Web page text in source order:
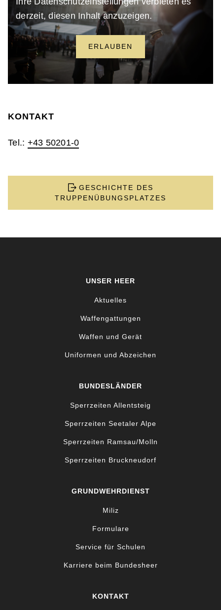
derzeit, diesen Inhalt anzuzeigen.
ERLAUBEN
KONTAKT
Tel.: +43 50201-0
GESCHICHTE DES
TRUPPENÜBUNGSPLATZES
UNSER HEER
Aktuelles
Waffengattungen
Waffen und Gerät
Uniformen und Abzeichen
BUNDESLÄNDER
Sperrzeiten Allentsteig
Sperrzeiten Seetaler Alpe
Sperrzeiten Ramsau/Molln
Sperrzeiten Bruckneudorf
GRUNDWEHRDIENST
Miliz
Formulare
Service für Schulen
Karriere beim Bundesheer
KONTAKT